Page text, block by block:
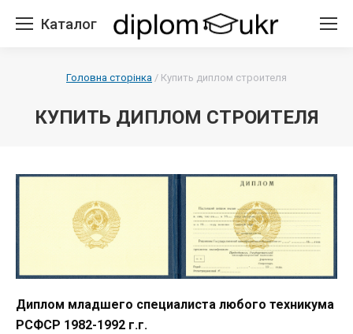
Каталог
Головна сторінка / Купить диплом строителя
КУПИТЬ ДИПЛОМ СТРОИТЕЛЯ
Диплом младшего специалиста любого техникума
РСФСР 1982-1992 г.г.